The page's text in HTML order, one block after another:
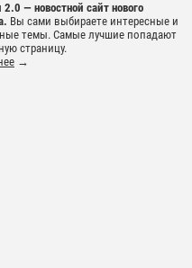
2.0 — новостной сайт нового
Вы сами выбираете интересные и
темы. Самые лучшие попадают
страницу.
→